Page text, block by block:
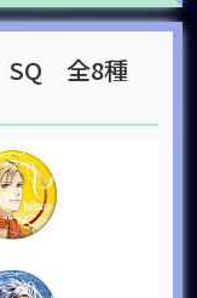
SQ 全8種